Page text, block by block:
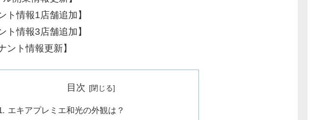
情報1店舗追加】
情報3店舗追加】
ト情報更新】
目次
エキアプレミエ和光の外観は？